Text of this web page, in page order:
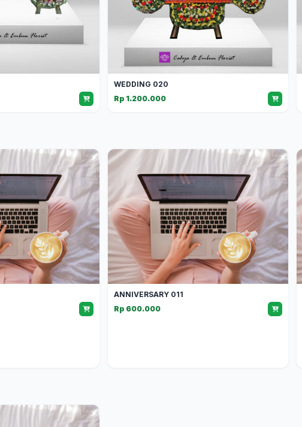
WEDDING 020
Rp 1.200.000
ANNIVERSARY 011
Rp 600.000